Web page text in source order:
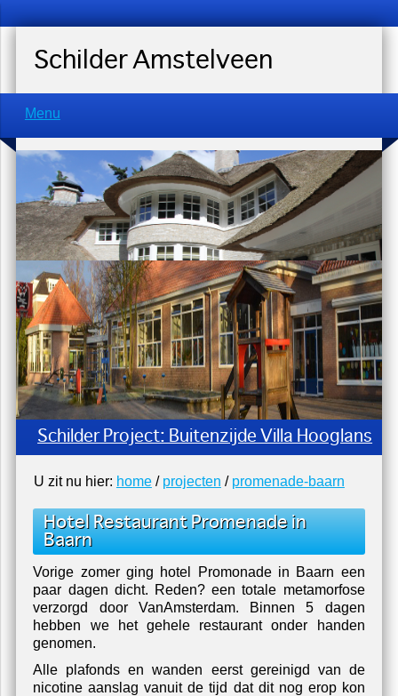
Schilder Amstelveen
Menu
Schilder Project: Buitenzijde Villa Hooglans
U zit nu hier: home/ projecten / promenade-baarn
Hotel Restaurant Promenade in
Baarn
Vorige zomer ging hotel Promonade in Baarn een
paar dagen dicht. Reden? een totale metamorfose
verzorgd door VanAmsterdam. Binnen 5 dagen
hebben we het gehele restaurant onder handen
genomen.
Alle plafonds en wanden eerst gereinigd van de
nicotine aanslag vanuit de tijd dat dit nog erop kon